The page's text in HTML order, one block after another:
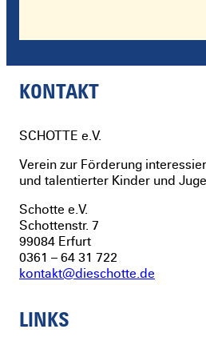
KONTAKT
SCHOTTE e.V.
Verein zur Förderung
und talentierter Kinder und
Schotte e.V.
Schottenstr. 7
99084 Erfurt
0361 – 64 31 722
kontakt@dieschotte.de
LINKS